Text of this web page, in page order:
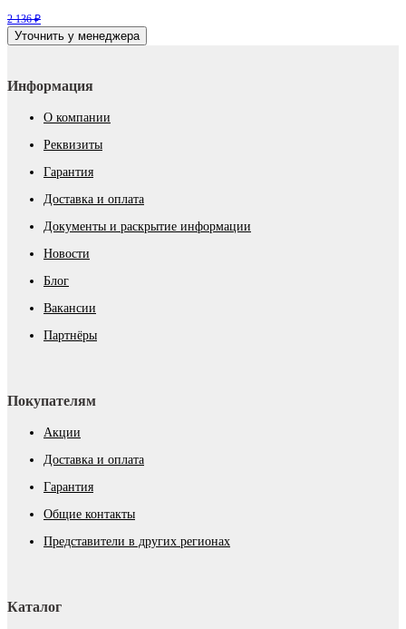
2 136 ₽
Уточнить у менеджера
Информация
О компании
Реквизиты
Гарантия
Доставка и оплата
Документы и раскрытие информации
Новости
Блог
Вакансии
Партнёры
Покупателям
Акции
Доставка и оплата
Гарантия
Общие контакты
Представители в других регионах
Каталог